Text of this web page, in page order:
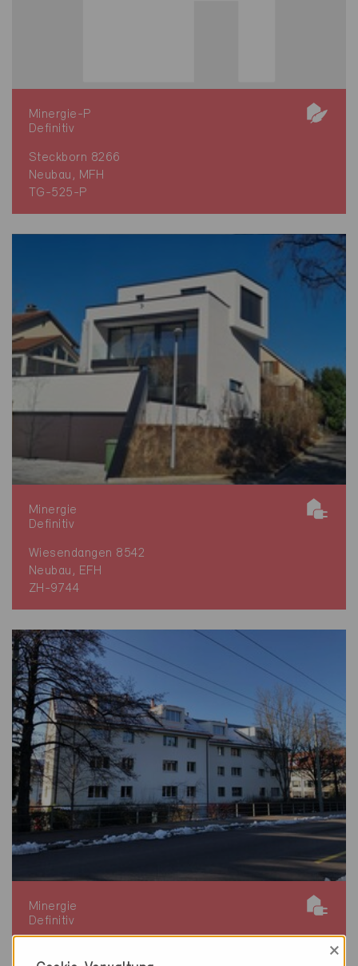
Minergie-P
Definitiv
Steckborn 8266
Neubau, MFH
TG-525-P
Minergie
Definitiv
Wiesendangen 8542
Neubau, EFH
ZH-9744
Minergie
Definitiv
×